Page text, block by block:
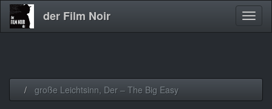
der Film Noir
große Leichtsinn, Der – The Big Easy